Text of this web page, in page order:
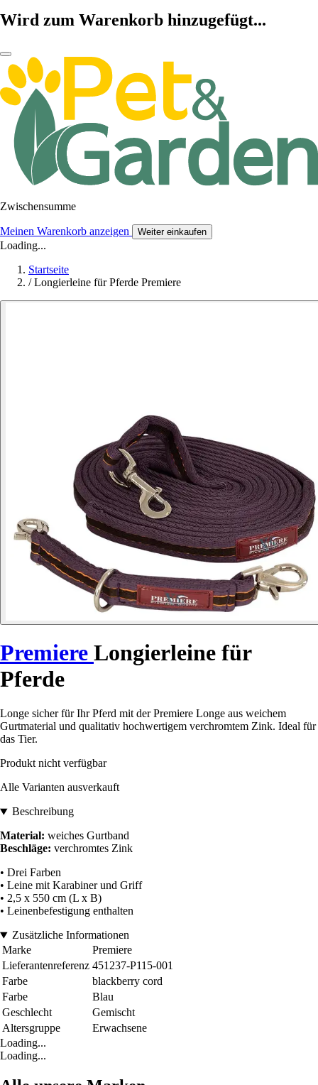
Wird zum Warenkorb hinzugefügt...
Zwischensumme
Meinen Warenkorb anzeigen Weiter einkaufen
Loading...
Startseite
/ Longierleine für Pferde Premiere
Premiere Longierleine für
Pferde
Longe sicher für Ihr Pferd mit der Premiere Longe aus weichem
Gurtmaterial und qualitativ hochwertigem verchromtem Zink. Ideal für
das Tier.
Produkt nicht verfügbar
Alle Varianten ausverkauft
Beschreibung
Material: weiches Gurtband
Beschläge: verchromtes Zink
• Drei Farben
• Leine mit Karabiner und Griff
• 2,5 x 550 cm (L x B)
• Leinenbefestigung enthalten
Zusätzliche Informationen
Marke
Premiere
Lieferantenreferenz 451237-P115-001
Farbe
blackberry cord
Farbe
Blau
Geschlecht
Gemischt
Altersgruppe
Erwachsene
Loading...
Loading...